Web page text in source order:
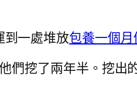
到一處堆放包養一個月
們挖了兩年半。挖出